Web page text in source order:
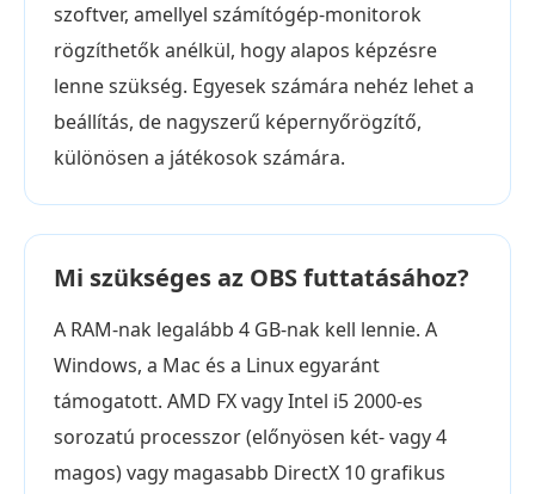
szoftver, amellyel számítógép-monitorok
rögzíthetők anélkül, hogy alapos képzésre
lenne szükség. Egyesek számára nehéz lehet a
beállítás, de nagyszerű képernyőrögzítő,
különösen a játékosok számára.
Mi szükséges az OBS futtatásához?
A RAM-nak legalább 4 GB-nak kell lennie. A
Windows, a Mac és a Linux egyaránt
támogatott. AMD FX vagy Intel i5 2000-es
sorozatú processzor (előnyösen két- vagy 4
magos) vagy magasabb DirectX 10 grafikus